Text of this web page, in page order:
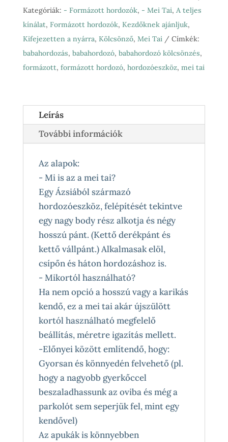
(bébi)
Feather
Rain
Kategóriák: - Formázott hordozók, - Mei Tai, A teljes
kínálat, Formázott hordozók, Kezdőknek ajánljuk,
Kifejezetten a nyárra, Kölcsönző, Mei Tai
Címkék:
babahordozás, babahordozó, babahordozó kölcsönzés,
formázott, formázott hordozó, hordozóeszköz, mei tai
Leírás
További információk
Az alapok:
- Mi is az a mei tai?
Egy Ázsiából származó
hordozóeszköz, felépítését tekintve
egy nagy body rész alkotja és négy
hosszú pánt. (Kettő derékpánt és
kettő vállpánt.) Alkalmasak elöl,
csípőn és háton hordozáshoz is.
- Mikortól használható?
Ha nem opció a hosszú vagy a karikás
kendő, ez a mei tai akár újszülött
kortól használható megfelelő
beállítás, méretre igazítás mellett.
-Előnyei között említendő, hogy:
Gyorsan és könnyedén felvehető (pl.
hogy a nagyobb gyerkőccel
beszaladhassunk az oviba és még a
parkolót sem seperjük fel, mint egy
kendővel)
Az apukák is könnyebben